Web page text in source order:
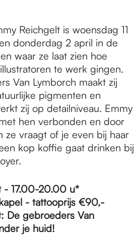
Reichgelt is woensdag 11
donderdag 2 april in de
waar ze laat zien hoe
te werk gingen.
Van Lymborch maakt zij
pigmenten en
zij op detailniveau. Emmy
hen verbonden en door
ze vraagt of je even bij haar
kop koffie gaat drinken bij
- 17.00-20.00 u*
- tattooprijs €90,-
De gebroeders Van
je huid!